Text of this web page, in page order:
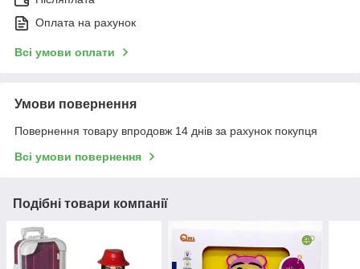
Оплата на рахунок
Всі умови оплати
Умови повернення
Повернення товару впродовж 14 днів за рахунок покупця
Всі умови повернення
Подібні товари компанії